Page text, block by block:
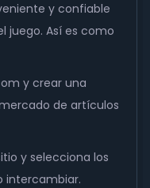
y confiable
juego. Así es como
y crear una
de artículos
y selecciona los
intercambiar.